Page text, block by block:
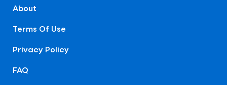
About
Terms Of Use
Privacy Policy
FAQ